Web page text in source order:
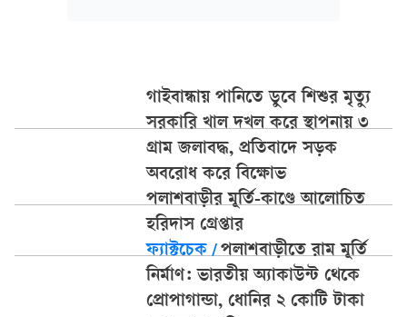
গাইবান্ধায় পানিতে ডুবে শিশুর মৃত্যু
সরকারি খাল দখল করে স্থাপনায় ৩
গ্রাম জলাবদ্ধ, প্রতিবাদে সড়ক
অবরোধ করে বিক্ষোভ
পলাশবাড়ীর মূর্তি-কাণ্ডে আলোচিত
হরিদাস গ্রেপ্তার
ফ্যাক্টচেক/পলাশবাড়ীতে রাম মূর্তি
নির্মাণ: ভারতীয় অ্যাকাউন্ট থেকে
প্রোপাগান্ডা, ধোনির ২ কোটি টাকা